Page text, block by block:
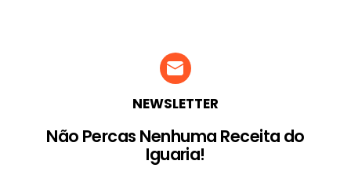
NEWSLETTER
Não Percas Nenhuma Receita do
Iguaria!